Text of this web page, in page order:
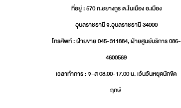
ที่อยู่ : 570 ถ.ชยางกูร ต.ในเมือง อ.เมือง
อุบลราชธานี จ.อุบลราชธานี 34000
โทรศัพท์ : ฝ่ายขาย 045-311884, ฝ่ายศูนย์บริการ 086-
4600569
เวลาทำการ : จ-ส 08.00-17.00 น. เว้นวันหยุดนักขัต
ฤกษ์